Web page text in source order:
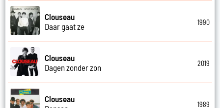
Clouseau
Daar gaat ze
1990
Clouseau
Dagen zonder zon
2019
Clouseau
1989